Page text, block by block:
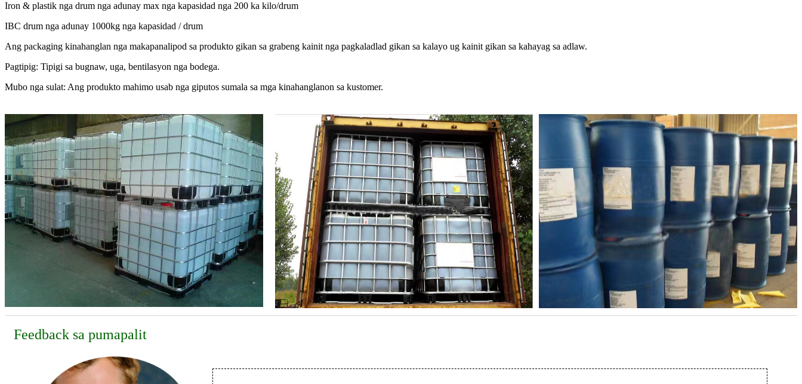
Iron & plastik nga drum nga adunay max nga kapasidad nga 200 ka kilo/drum
IBC drum nga adunay 1000kg nga kapasidad / drum
Ang packaging kinahanglan nga makapanalipod sa produkto gikan sa grabeng kainit nga pagkaladlad gikan sa kalayo ug kainit gikan sa kahayag sa adlaw.
Pagtipig: Tipigi sa bugnaw, uga, bentilasyon nga bodega.
Mubo nga sulat: Ang produkto mahimo usab nga giputos sumala sa mga kinahanglanon sa kustomer.
Feedback sa pumapalit